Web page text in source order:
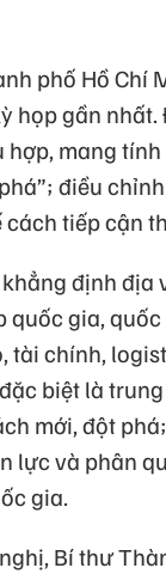
phố Hồ Chí
họp gần
hợp, mang
điều
cách tiếp cận
định địa
quốc gia,
tài chính,
biệt là
mới, đột
lực và phân
gia.
Bí thư